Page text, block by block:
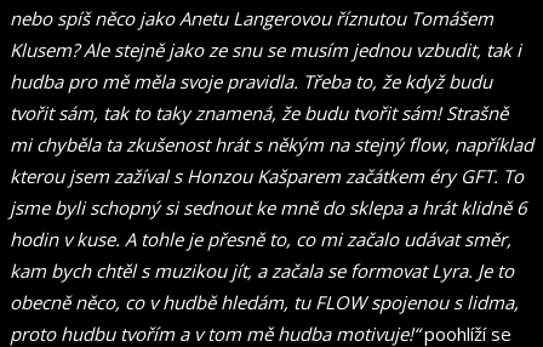
nebo spíš něco jako Anetu Langerovou říznutou Tomášem
Klusem? Ale stejně jako ze snu se musím jednou vzbudit, tak i
hudba pro mě měla svoje pravidla. Třeba to, že když budu
tvořit sám, tak to taky znamená, že budu tvořit sám! Strašně
mi chyběla ta zkušenost hrát s někým na stejný flow, například
kterou jsem zažíval s Honzou Kašparem začátkem éry GFT. To
jsme byli schopný si sednout ke mně do sklepa a hrát klidně 6
hodin v kuse. A tohle je přesně to, co mi začalo udávat směr,
kam bych chtěl s muzikou jít, a začala se formovat Lyra. Je to
obecně něco, co v hudbě hledám, tu FLOW spojenou s lidma,
proto hudbu tvořím a v tom mě hudba motivuje!“poohlíží se